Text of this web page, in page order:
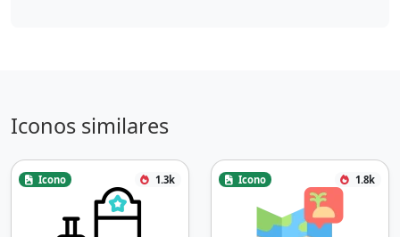
Iconos similares
Icono 1.3k Icono 1.8k